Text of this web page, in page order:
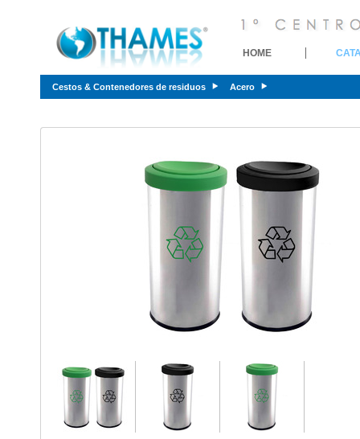
HOME
Cestos & Contenedores de residuos Acero